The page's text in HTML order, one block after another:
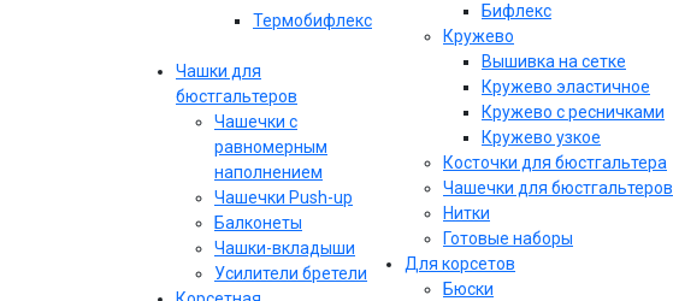
Термобифлекс
Чашки для
бюстгальтеров
Чашечки с
равномерным
наполнением
Чашечки Push-up
Балконеты
Чашки-вкладыши
Усилители бретели
Бифлекс
Кружево
Вышивка на сетке
Кружево эластичное
Кружево с ресничками
Кружево узкое
Косточки для бюстгальтера
Чашечки для бюстгальтеров
Нитки
Готовые наборы
Для корсетов
Бюски